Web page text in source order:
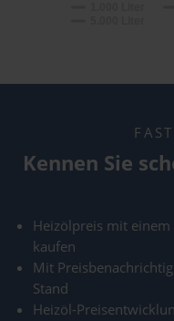
Kennen Sie
Heizölpreis mit
kaufen
Mit
Stand
Heizöl-